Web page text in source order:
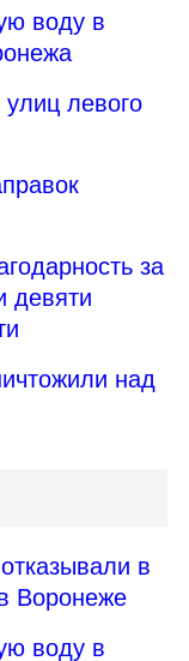
воду в
левого
за
девяти
над
в
Воронеже
воду в